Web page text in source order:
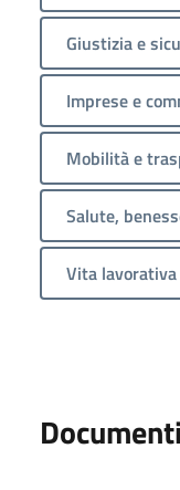
Giustizia e
Imprese e
Mobilità e
Salute,
Vita lavorativa
Documenti